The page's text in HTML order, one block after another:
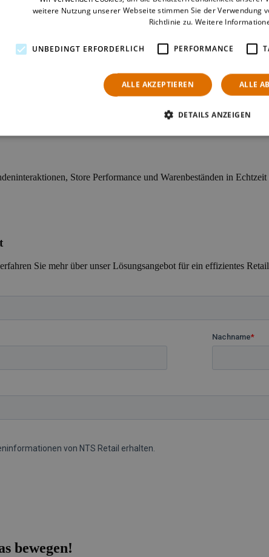
Online-Kanälen. Mit konsistenten Daten und einheitlichen
Promotions mit einem für die spezifischen Anforderungen von
Store Performance und Warenbeständen in
Sie mehr über unser Lösungsangebot für ein effizientes
bewegen!
weitere Nutzung unserer Webseite stimmen Sie der Verwendung
Richtlinie zu. Weitere
UNBEDINGT ERFORDERLICH PERFORMANCE
ALLE AKZEPTIEREN ALLE
DETAILS ANZEIGEN